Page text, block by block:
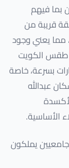
بما فيهم
قريبة من
مما يعني وجود
طقس الكويت
بسرعة، خاصة
عبدالله
الأساسية.
يملكون